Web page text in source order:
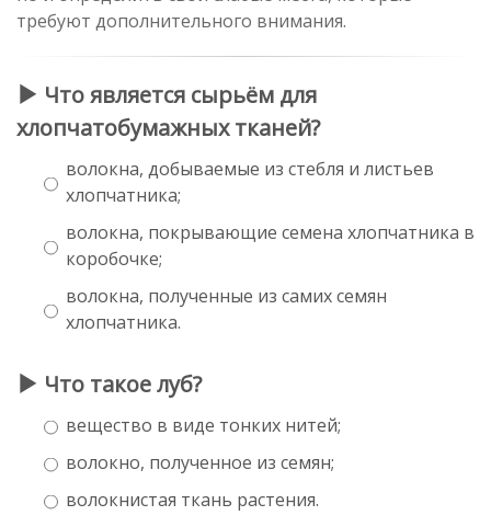
требуют дополнительного внимания.
Что является сырьём для
хлопчатобумажных тканей?
волокна, добываемые из стебля и листьев
хлопчатника;
волокна, покрывающие семена хлопчатника в
коробочке;
волокна, полученные из самих семян
хлопчатника.
Что такое луб?
вещество в виде тонких нитей;
волокно, полученное из семян;
волокнистая ткань растения.